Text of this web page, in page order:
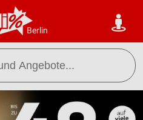
Berlin